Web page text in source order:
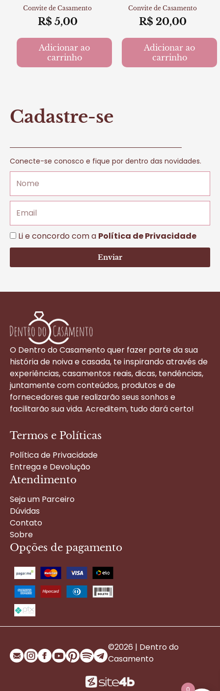
Convite de Casamento
R$5,00
Adicionar ao
carrinho
Marinho
Convite de Casamento
R$20,00
Adicionar ao
carrinho
Cadastre-se
Conecte-se conosco e fique por dentro das novidades.
LGPD
Li e concordo com a Política de Privacidade
Enviar
O Dentro do Casamento quer fazer parte da sua
história de noiva e casada, te inspirando através de
experiências, casamentos reais, dicas, tendências,
juntamente com conteúdos, produtos e de
fornecedores que realizarão seus sonhos e
facilitarão sua vida. Acreditem, tudo dará certo!
Termos e Políticas
Política de Privacidade
Entrega e Devolução
Atendimento
Seja um Parceiro
Dúvidas
Contato
Sobre
Opções de pagamento
©2026 | Dentro do
Casamento